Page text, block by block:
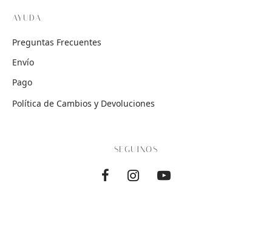
AYUDA
Preguntas Frecuentes
Envío
Pago
Política de Cambios y Devoluciones
SEGUINOS